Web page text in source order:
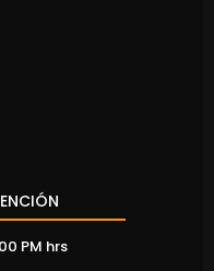
PM hrs